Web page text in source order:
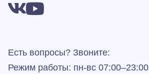
Есть вопросы? Звоните:
Режим работы: пн-вс 07:00–23:00